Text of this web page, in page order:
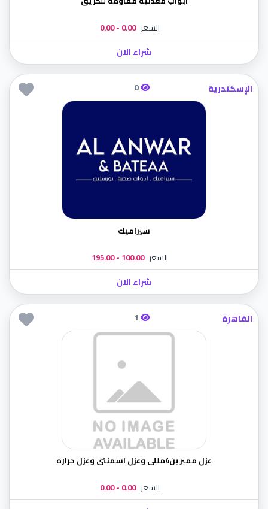
السعر 0.00 - 0.00
شراء الان
الإسكندرية
سيراميك
السعر 100.00 - 195.00
شراء الان
القاهرة
عزل ممبرين4مللى وعزل اسمنتى وعزل حراره
السعر 0.00 - 0.00